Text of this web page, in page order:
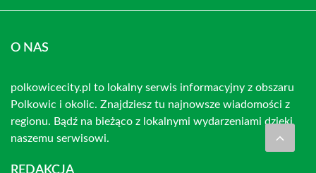
O NAS
polkowicecity.pl to lokalny serwis informacyjny z obszaru
Polkowic i okolic. Znajdziesz tu najnowsze wiadomości z
regionu. Bądź na bieżąco z lokalnymi wydarzeniami dzięki
naszemu serwisowi.
REDAKCJA